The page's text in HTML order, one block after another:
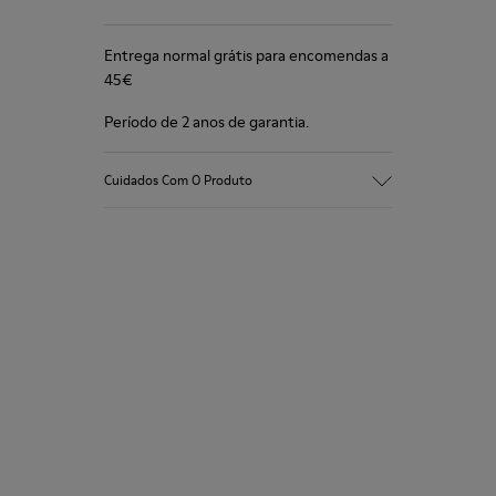
Entrega normal grátis para encomendas a
45€
Período de 2 anos de garantia.
Cuidados Com O Produto